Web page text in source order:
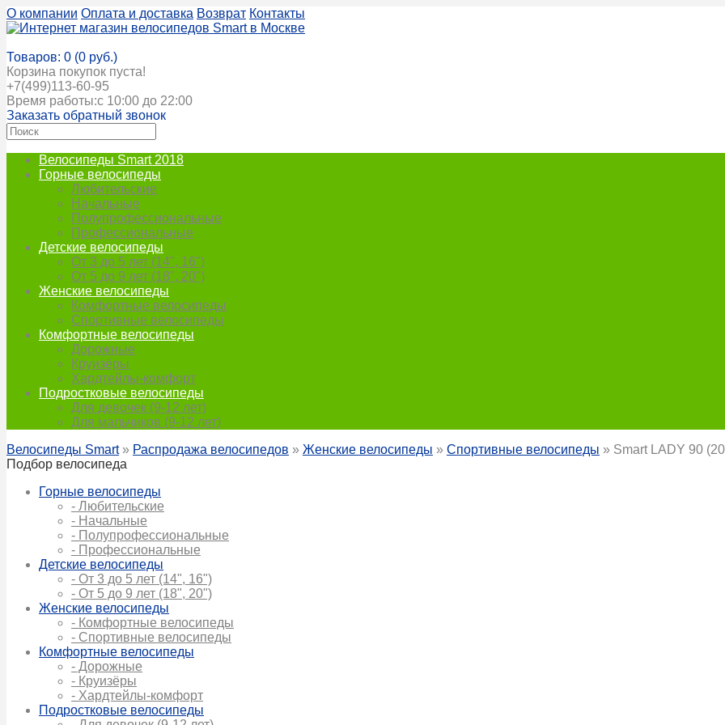
О компании Оплата и доставка Возврат Контакты
Товаров: 0 (0 руб.)
Корзина покупок пуста!
+7(499)113-60-95
Время работы:с 10:00 до 22:00
Заказать обратный звонок
Велосипеды Smart 2018
Горные велосипеды
Любительские
Начальные
Полупрофессиональные
Профессиональные
Детские велосипеды
От 3 до 5 лет (14", 16")
От 5 до 9 лет (18", 20")
Женские велосипеды
Комфортные велосипеды
Спортивные велосипеды
Комфортные велосипеды
Дорожные
Круизёры
Хардтейлы-комфорт
Подростковые велосипеды
Для девочек (9-12 лет)
Для мальчиков (9-12 лет)
Велосипеды Smart» Распродажа велосипедов » Женские велосипеды » Спортивные велосипеды » Smart LADY 90
Подбор велосипеда
Горные велосипеды
- Любительские
- Начальные
- Полупрофессиональные
- Профессиональные
Детские велосипеды
- От 3 до 5 лет (14", 16")
- От 5 до 9 лет (18", 20")
Женские велосипеды
- Комфортные велосипеды
- Спортивные велосипеды
Комфортные велосипеды
- Дорожные
- Круизёры
- Хардтейлы-комфорт
Подростковые велосипеды